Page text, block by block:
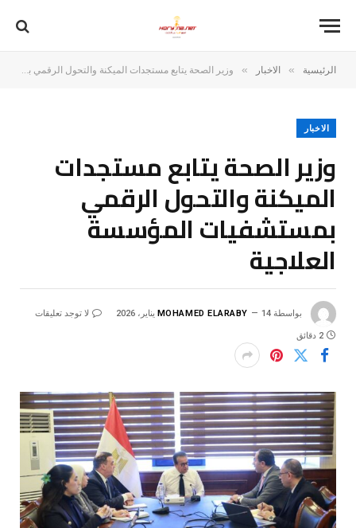
الرئيسية » الاخبار » وزير الصحة يتابع مستجدات الميكنة والتحول الرقمي بمستشفيات المؤسسة العلاجية
الاخبار
وزير الصحة يتابع مستجدات
الميكنة والتحول الرقمي
بمستشفيات المؤسسة
العلاجية
بواسطة MOHAMED ELARABY 14 يناير، 2026 لا توجد تعليقات
2 دقائق